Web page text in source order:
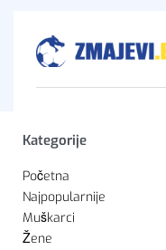
Kategorije
Početna
Najpopularnije
Muškarci
Žene